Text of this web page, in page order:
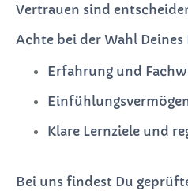
Vertrauen sind
Achte bei der Wahl
Erfahrung und
Klare Lernziele und
Bei uns findest Du